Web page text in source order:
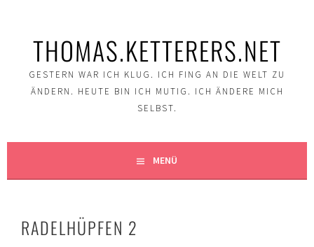
THOMAS.KETTERERS.NET
GESTERN WAR ICH KLUG. ICH FING AN DIE WELT ZU
ÄNDERN. HEUTE BIN ICH MUTIG. ICH ÄNDERE MICH
SELBST.
MENÜ
RADELHÜPFEN 2